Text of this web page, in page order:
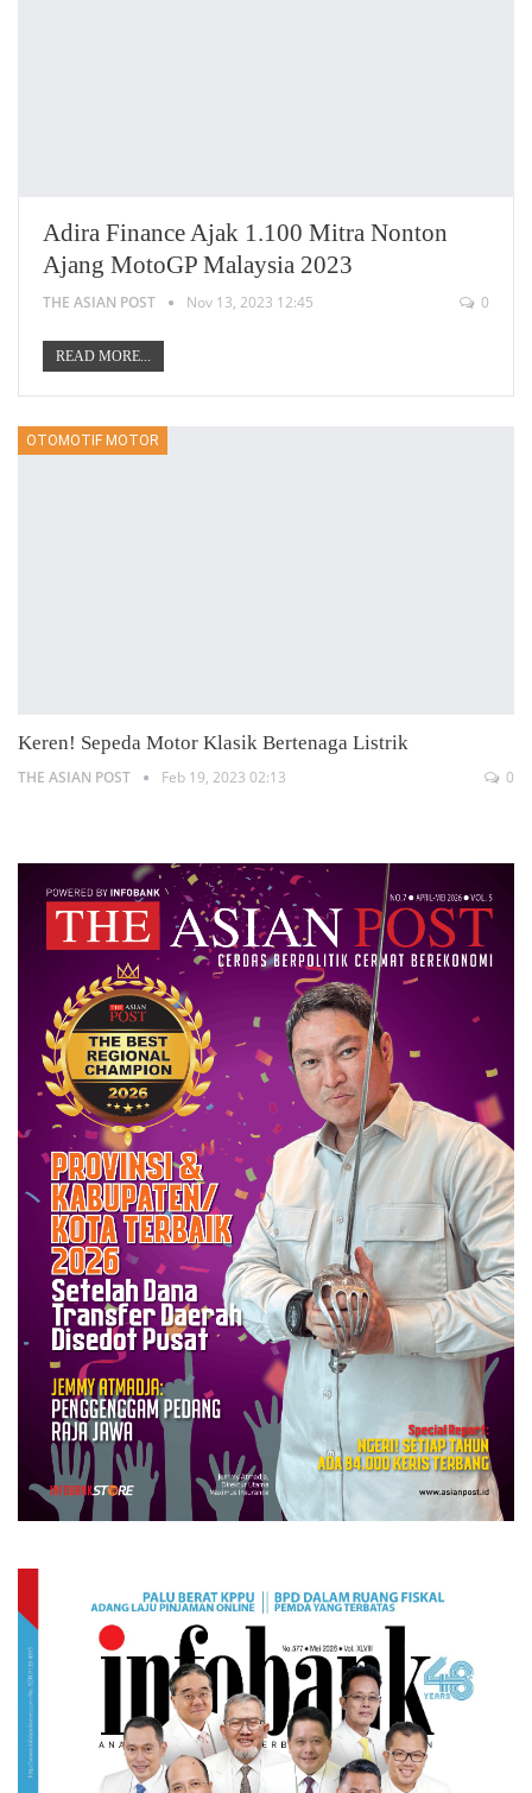
Adira Finance Ajak 1.100 Mitra Nonton
Ajang MotoGP Malaysia 2023
THE ASIAN POST Nov 13, 2023 12:45 0
READ MORE...
OTOMOTIF MOTOR
Keren! Sepeda Motor Klasik Bertenaga Listrik
THE ASIAN POST Feb 19, 2023 02:13 0